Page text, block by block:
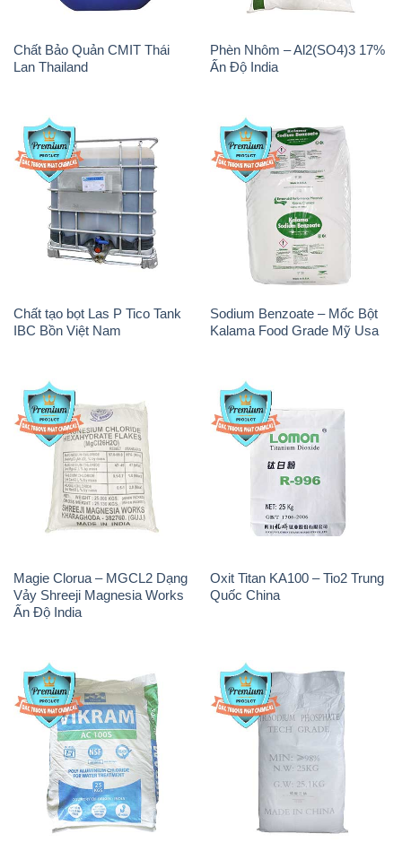
Chất Bảo Quản CMIT Thái
Lan Thailand
Phèn Nhôm – Al2(SO4)3 17%
Ấn Độ India
Chất tạo bọt Las P Tico Tank
IBC Bồn Việt Nam
Sodium Benzoate – Mốc Bột
Kalama Food Grade Mỹ Usa
Magie Clorua – MGCL2 Dạng
Vảy Shreeji Magnesia Works
Ấn Độ India
Oxit Titan KA100 – Tio2 Trung
Quốc China